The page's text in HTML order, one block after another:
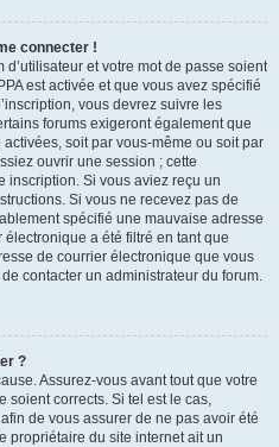
connecter !
et votre mot de passe soient
est activée et que vous avez spécifié
vous devrez suivre les
forums exigeront également que
soit par vous-même ou soit par
ouvrir une session ; cette
inscription. Si vous aviez reçu un
Si vous ne recevez pas de
spécifié une mauvaise adresse
a été filtré en tant que
de courrier électronique que vous
contacter un administrateur du forum.
?
Assurez-vous avant tout que votre
soient corrects. Si tel est le cas,
de vous assurer de ne pas avoir été
propriétaire du site internet ait un